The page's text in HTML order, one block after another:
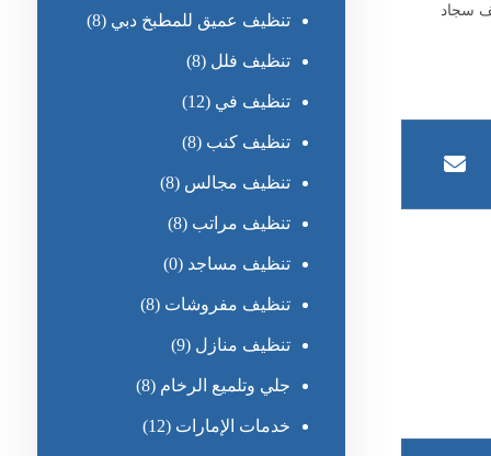
سجاد
تنظيف عميق للمطبخ دبي (8)
تنظيف فلل (8)
تنظيف في (12)
تنظيف كنب (8)
تنظيف مجالس (8)
تنظيف مراتب (8)
تنظيف مساجد (0)
تنظيف مفروشات (8)
تنظيف منازل (9)
جلي وتلميع الرخام (8)
خدمات الإمارات (12)